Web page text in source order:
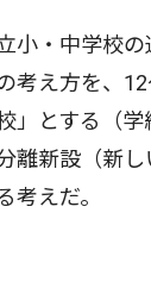
小・中学校の
考え方を、
」とする（
離新設（新
考えだ。